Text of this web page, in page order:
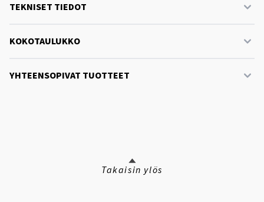
TEKNISET TIEDOT
KOKOTAULUKKO
YHTEENSOPIVAT TUOTTEET
Takaisin ylös